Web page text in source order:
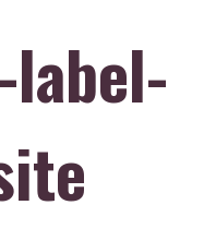
label-